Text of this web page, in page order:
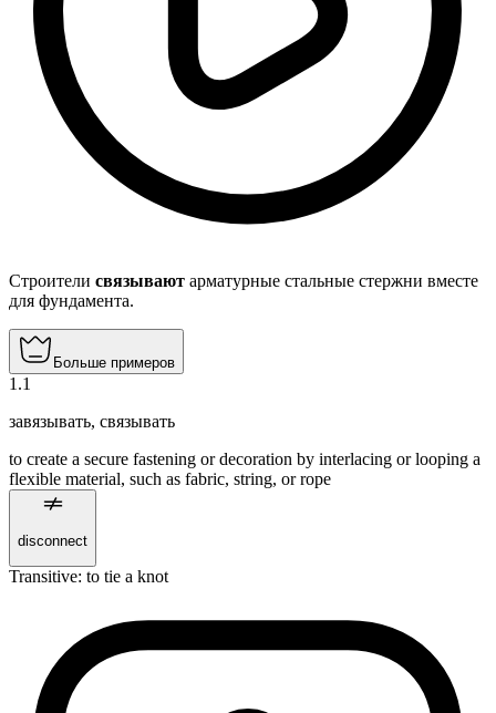
Строители связывают арматурные стальные стержни вместе
для фундамента.
Больше примеров
1 .1
завязывать, связывать
to create a secure fastening or decoration by interlacing or looping a
flexible material, such as fabric, string, or rope
disconnect
Transitive: to tie a knot